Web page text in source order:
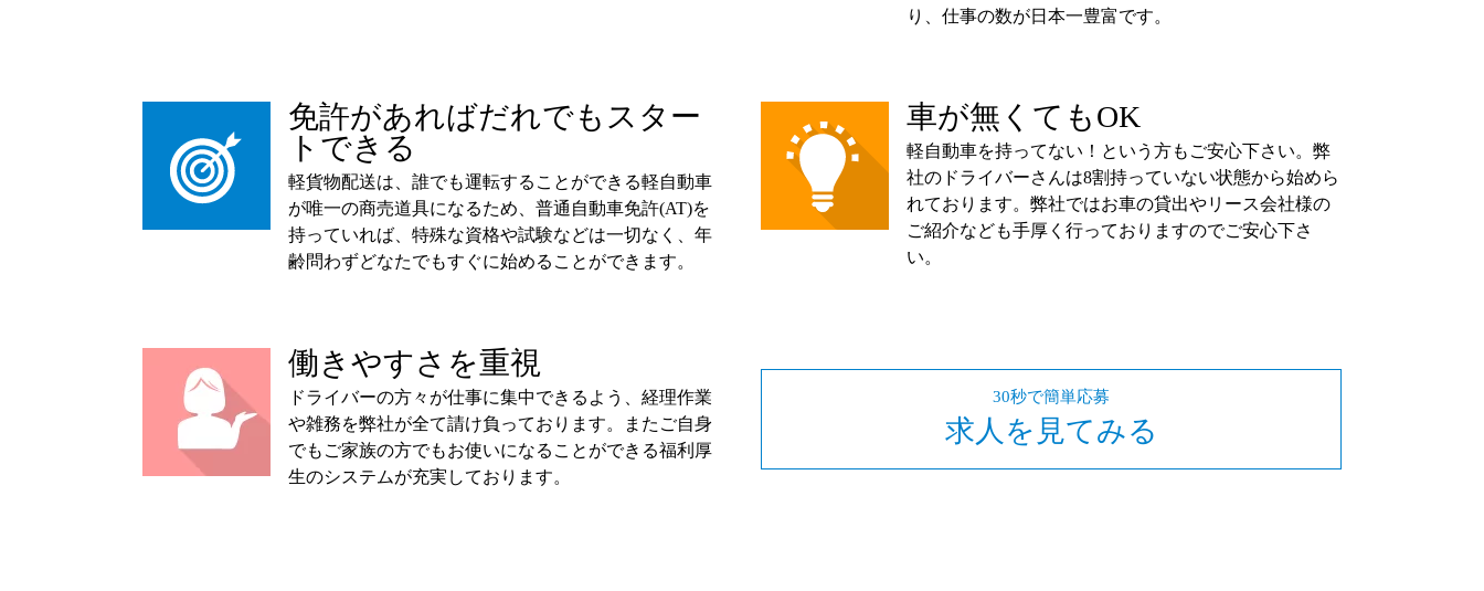
り、仕事の数が日本一豊富です。
免許があればだれでもスター
トできる
軽貨物配送は、誰でも運転することができる軽自動車
が唯一の商売道具になるため、普通自動車免許(AT)を
持っていれば、特殊な資格や試験などは一切なく、年
齢問わずどなたでもすぐに始めることができます。
車が無くてもOK
軽自動車を持ってない！という方もご安心下さい。弊
社のドライバーさんは8割持っていない状態から始めら
れております。弊社ではお車の貸出やリース会社様の
ご紹介なども手厚く行っておりますのでご安心下さ
い。
働きやすさを重視
ドライバーの方々が仕事に集中できるよう、経理作業
や雑務を弊社が全て請け負っております。またご自身
でもご家族の方でもお使いになることができる福利厚
生のシステムが充実しております。
30秒で簡単応募
求人を見てみる